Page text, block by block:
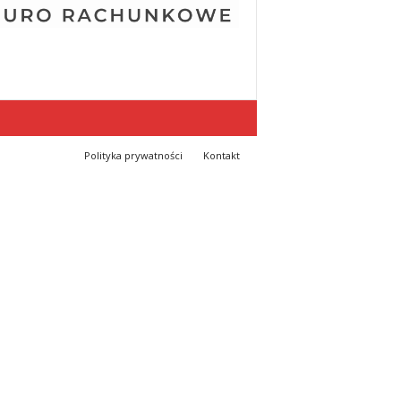
Polityka prywatności Kontakt